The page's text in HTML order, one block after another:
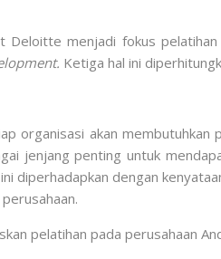
Deloitte menjadi fokus
Ketiga hal ini
organisasi akan
jenjang penting untuk
diperhadapkan dengan
pelatihan pada perusahaan